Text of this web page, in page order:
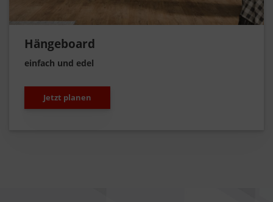
Hängeboard
einfach und edel
Jetzt planen